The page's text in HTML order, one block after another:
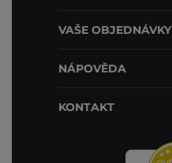
VAŠE OBJEDNÁVKY
NÁPOVĚDA
KONTAKT